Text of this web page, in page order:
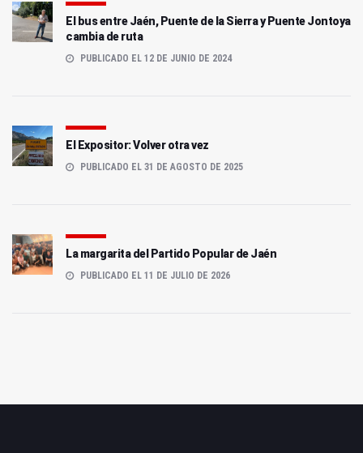
El bus entre Jaén, Puente de la Sierra y Puente Jontoya
cambia de ruta
PUBLICADO EL 12 DE JUNIO DE 2024
El Expositor: Volver otra vez
PUBLICADO EL 31 DE AGOSTO DE 2025
La margarita del Partido Popular de Jaén
PUBLICADO EL 11 DE JULIO DE 2026